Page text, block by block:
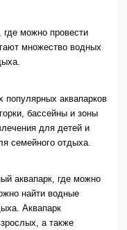
можно провести
множество водных
аквапарков
бассейны и зоны
для детей и
семейного отдыха.
аквапарк, где можно
найти водные
Аквапарк
а также